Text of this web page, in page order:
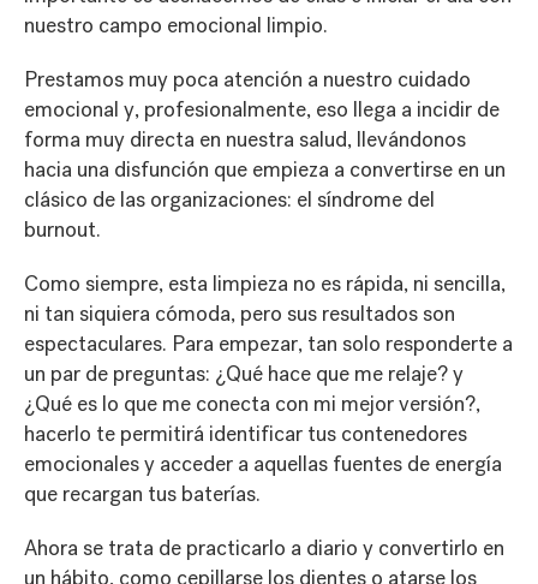
nuestro campo emocional limpio.
Prestamos muy poca atención a nuestro cuidado
emocional y, profesionalmente, eso llega a incidir de
forma muy directa en nuestra salud, llevándonos
hacia una disfunción que empieza a convertirse en un
clásico de las organizaciones: el síndrome del
burnout.
Como siempre, esta limpieza no es rápida, ni sencilla,
ni tan siquiera cómoda, pero sus resultados son
espectaculares. Para empezar, tan solo responderte a
un par de preguntas: ¿Qué hace que me relaje? y
¿Qué es lo que me conecta con mi mejor versión?,
hacerlo te permitirá identificar tus contenedores
emocionales y acceder a aquellas fuentes de energía
que recargan tus baterías.
Ahora se trata de practicarlo a diario y convertirlo en
un hábito, como cepillarse los dientes o atarse los